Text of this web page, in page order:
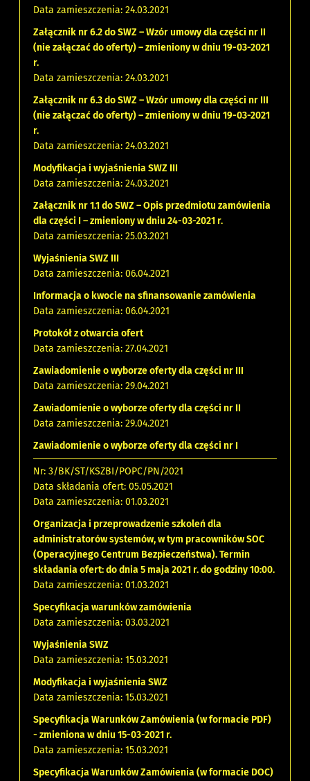
Data zamieszczenia: 24.03.2021
Załącznik nr 6.2 do SWZ – Wzór umowy dla części nr II
(nie załączać do oferty) – zmieniony w dniu 19-03-2021
r.
Data zamieszczenia: 24.03.2021
Załącznik nr 6.3 do SWZ – Wzór umowy dla części nr III
(nie załączać do oferty) – zmieniony w dniu 19-03-2021
r.
Data zamieszczenia: 24.03.2021
Modyfikacja i wyjaśnienia SWZ III
Data zamieszczenia: 24.03.2021
Załącznik nr 1.1 do SWZ – Opis przedmiotu zamówienia
dla części I – zmieniony w dniu 24-03-2021 r.
Data zamieszczenia: 25.03.2021
Wyjaśnienia SWZ III
Data zamieszczenia: 06.04.2021
Informacja o kwocie na sfinansowanie zamówienia
Data zamieszczenia: 06.04.2021
Protokół z otwarcia ofert
Data zamieszczenia: 27.04.2021
Zawiadomienie o wyborze oferty dla części nr III
Data zamieszczenia: 29.04.2021
Zawiadomienie o wyborze oferty dla części nr II
Data zamieszczenia: 29.04.2021
Zawiadomienie o wyborze oferty dla części nr I
Nr: 3/BK/ST/KSZBI/POPC/PN/2021
Data składania ofert: 05.05.2021
Data zamieszczenia: 01.03.2021
Organizacja i przeprowadzenie szkoleń dla
administratorów systemów, w tym pracowników SOC
(Operacyjnego Centrum Bezpieczeństwa). Termin
składania ofert: do dnia 5 maja 2021 r. do godziny 10:00.
Data zamieszczenia: 01.03.2021
Specyfikacja warunków zamówienia
Data zamieszczenia: 03.03.2021
Wyjaśnienia SWZ
Data zamieszczenia: 15.03.2021
Modyfikacja i wyjaśnienia SWZ
Data zamieszczenia: 15.03.2021
Specyfikacja Warunków Zamówienia (w formacie PDF)
- zmieniona w dniu 15-03-2021 r.
Data zamieszczenia: 15.03.2021
Specyfikacja Warunków Zamówienia (w formacie DOC)